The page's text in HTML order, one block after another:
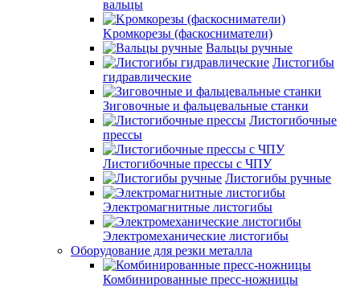
вальцы
Kромкорезы (фаскосниматели)
Вальцы ручные
Листогибы
гидравлические
Зиговочные и фальцевальные станки
Листогибочные
прессы
Листогибочные прессы с ЧПУ
Листогибы ручные
Электромагнитные листогибы
Электромеханические листогибы
Оборудование для резки металла
Комбинированные пресс-ножницы